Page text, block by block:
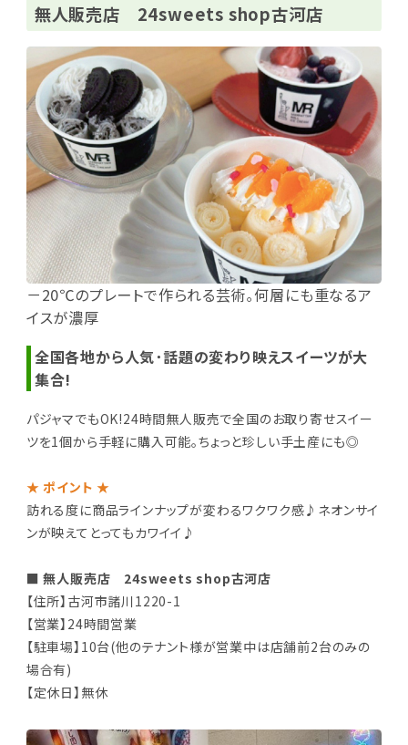
無人販売店 24sweets shop古河店
－20℃のプレートで作られる芸術｡何層にも重なるア
イスが濃厚
全国各地から人気･話題の変わり映えスイーツが大
集合!
パジャマでもOK!24時間無人販売で全国のお取り寄せスイー
ツを1個から手軽に購入可能｡ちょっと珍しい手土産にも◎
★ ポイント ★
訪れる度に商品ラインナップが変わるワクワク感♪ネオンサイ
ンが映えてとってもカワイイ♪
■ 無人販売店 24sweets shop古河店
【住所】古河市諸川1220-1
【営業】24時間営業
【駐車場】10台(他のテナント様が営業中は店舗前2台のみの
場合有)
【定休日】無休